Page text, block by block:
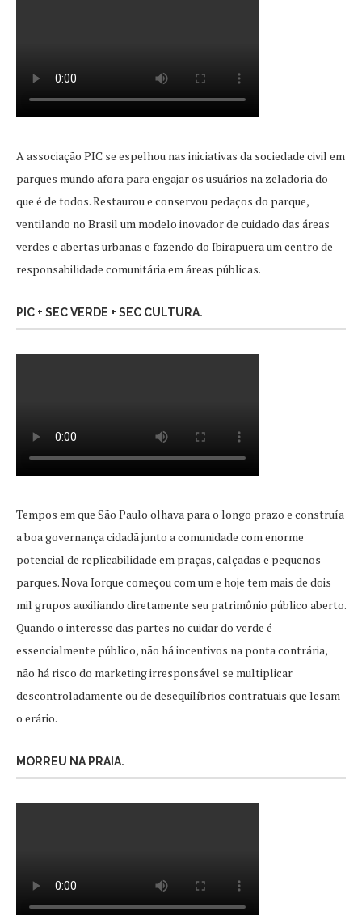
A associação PIC se espelhou nas iniciativas da sociedade civil em
parques mundo afora para engajar os usuários na zeladoria do
que é de todos. Restaurou e conservou pedaços do parque,
ventilando no Brasil um modelo inovador de cuidado das áreas
verdes e abertas urbanas e fazendo do Ibirapuera um centro de
responsabilidade comunitária em áreas públicas.
PIC + SEC VERDE + SEC CULTURA.
Tempos em que São Paulo olhava para o longo prazo e construía
a boa governança cidadã junto a comunidade com enorme
potencial de replicabilidade em praças, calçadas e pequenos
parques. Nova Iorque começou com um e hoje tem mais de dois
mil grupos auxiliando diretamente seu patrimônio público aberto.
Quando o interesse das partes no cuidar do verde é
essencialmente público, não há incentivos na ponta contrária,
não há risco do marketing irresponsável se multiplicar
descontroladamente ou de desequilíbrios contratuais que lesam
o erário.
MORREU NA PRAIA.